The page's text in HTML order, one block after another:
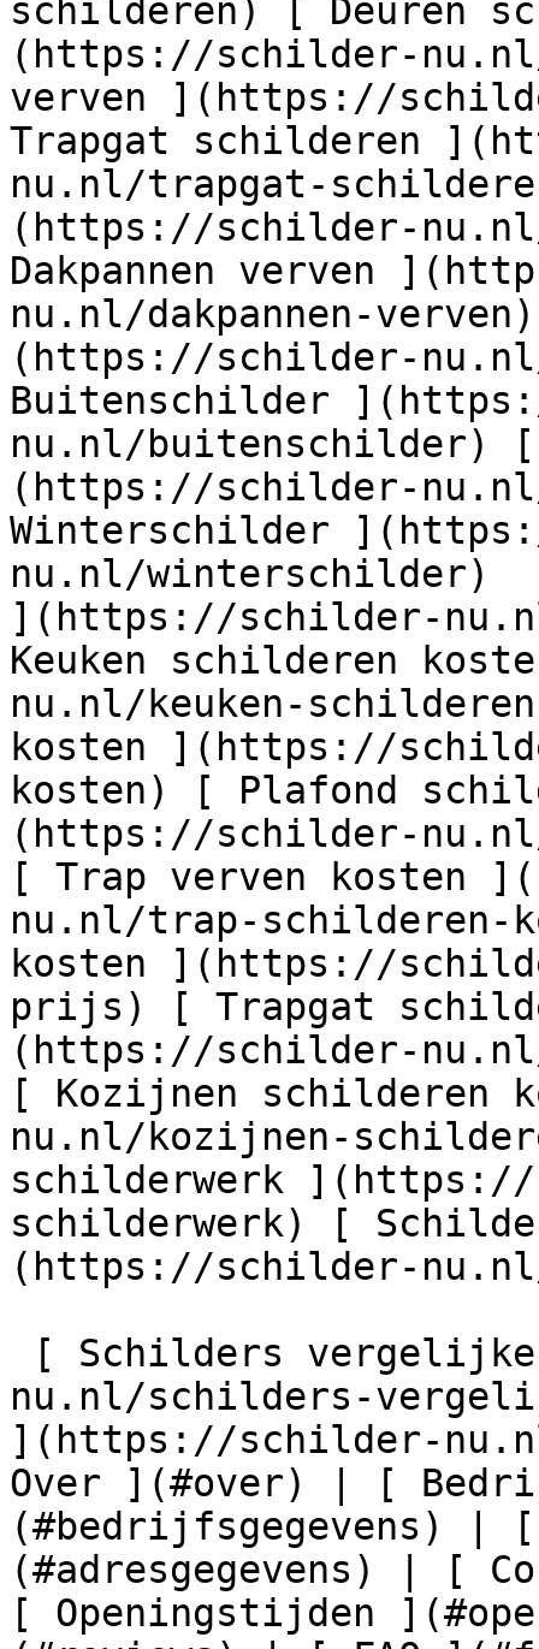
schilderen) [ Deuren
(https://schilder-
verven ](https://
Trapgat schilderen
nu.nl/trapgat-
(https://schilder-
Dakpannen verven
nu.nl/dakpannen-
(https://schilder-
Buitenschilder
nu.nl/buitenschilder)
(https://schilder-
Winterschilder
nu.nl/winterschilder)
](https://schilder-
Keuken schilderen
nu.nl/keuken-
kosten ](https://
kosten) [ Plafond
(https://schilder-
[ Trap verven kosten
nu.nl/trap-schilderen-
kosten ](https://
prijs) [ Trapgat
(https://schilder-
[ Kozijnen
nu.nl/kozijnen-
schilderwerk
schilderwerk) [
(https://schilder-nu.nl/
nu.nl/schilders-
](https://schilder-
Over ](#over) | [
(#bedrijfsgegevens) | [
(#adresgegevens) | [
[ Openingstijden